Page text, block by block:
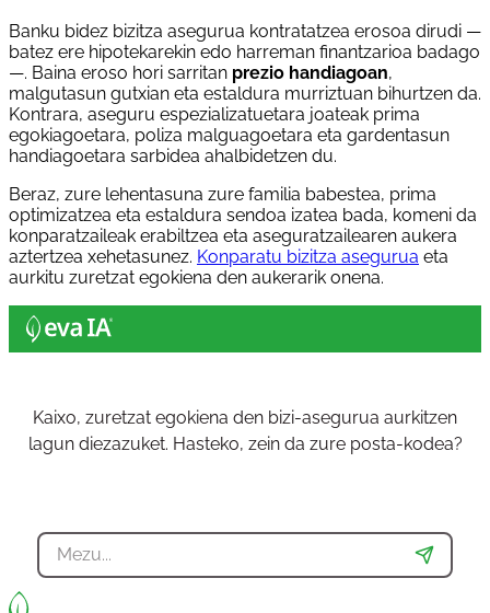
Banku bidez bizitza asegurua kontratatzea erosoa dirudi —
batez ere hipotekarekin edo harreman finantzarioa badago
—. Baina eroso hori sarritan prezio handiagoan,
malgutasun gutxian eta estaldura murriztuan bihurtzen da.
Kontrara, aseguru espezializatuetara joateak prima
egokiagoetara, poliza malguagoetara eta gardentasun
handiagoetara sarbidea ahalbidetzen du.
Beraz, zure lehentasuna zure familia babestea, prima
optimizatzea eta estaldura sendoa izatea bada, komeni da
konparatzaileak erabiltzea eta aseguratzailearen aukera
aztertzea xehetasunez. Konparatu bizitza asegurua eta
aurkitu zuretzat egokiena den aukerarik onena.
Kaixo, zuretzat egokiena den bizi-asegurua aurkitzen
lagun diezazuket. Hasteko, zein da zure posta-kodea?